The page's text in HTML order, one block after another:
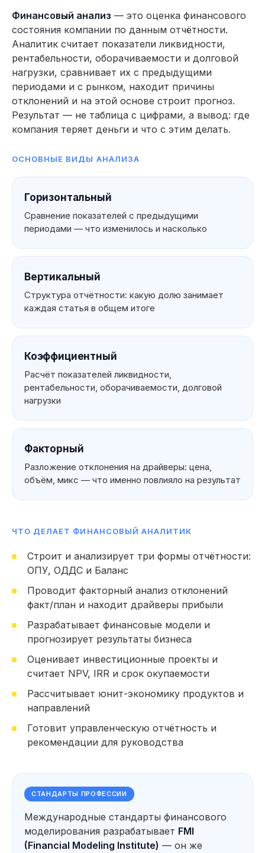
Финансовый анализ — это оценка финансового
состояния компании по данным отчётности.
Аналитик считает показатели ликвидности,
рентабельности, оборачиваемости и долговой
нагрузки, сравнивает их с предыдущими
периодами и с рынком, находит причины
отклонений и на этой основе строит прогноз.
Результат — не таблица с цифрами, а вывод: где
компания теряет деньги и что с этим делать.
ОСНОВНЫЕ ВИДЫ АНАЛИЗА
Горизонтальный
Сравнение показателей с предыдущими
периодами — что изменилось и насколько
Вертикальный
Структура отчётности: какую долю занимает
каждая статья в общем итоге
Коэффициентный
Расчёт показателей ликвидности,
рентабельности, оборачиваемости, долговой
нагрузки
Факторный
Разложение отклонения на драйверы: цена,
объём, микс — что именно повлияло на результат
ЧТО ДЕЛАЕТ ФИНАНСОВЫЙ АНАЛИТИК
Строит и анализирует три формы отчётности:
ОПУ, ОДДС и Баланс
Проводит факторный анализ отклонений
факт/план и находит драйверы прибыли
Разрабатывает финансовые модели и
прогнозирует результаты бизнеса
Оценивает инвестиционные проекты и
считает NPV, IRR и срок окупаемости
Рассчитывает юнит-экономику продуктов и
направлений
Готовит управленческую отчётность и
рекомендации для руководства
СТАНДАРТЫ ПРОФЕССИИ
Международные стандарты финансового
моделирования разрабатывает FMI
(Financial Modeling Institute) — он же
Мои
отклонений и выявляю драйверы
указать
в резюме
кейсов, которые встречались нашим
от выпускников, которые прошли отбор
в крупные компании)
(ОПУ, ОДДС, Баланс) и анализирую
финансовое состояние компании
Посмотерть еще
Использую нейросети для анализа
данных, прогнозирования
и подготовки аналитических
153 часа практики: Работа над проектами,
Прогнозирование и оценка
сценариев развития бизнеса